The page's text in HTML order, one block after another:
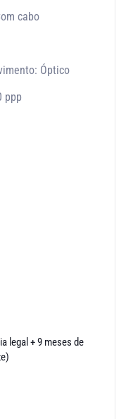
cabo
Óptico
ppp
legal + 9 meses de